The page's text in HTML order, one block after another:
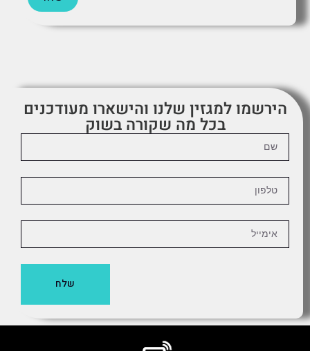
הירשמו למגזין שלנו והישארו מעודכנים
בכל מה שקורה בשוק
שלח